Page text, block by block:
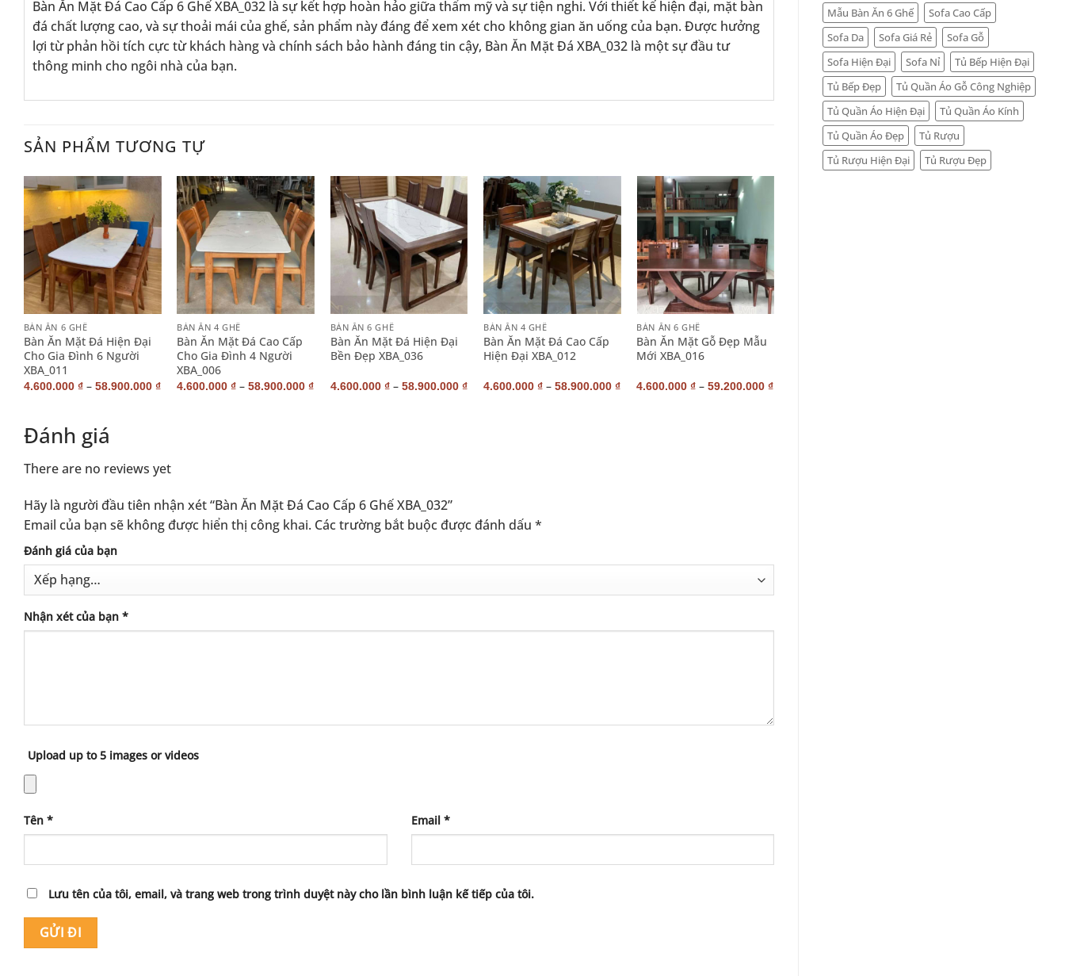
Mẫu Bàn Ăn 6 Ghế
Sofa Cao Cấp
Sofa Da
Sofa Giá Rẻ
Sofa Gỗ
Sofa Hiện Đại
Sofa Nỉ
Tủ Bếp Hiện Đại
Tủ Bếp Đẹp
Tủ Quần Áo Gỗ Công Nghiệp
Tủ Quần Áo Hiện Đại
Tủ Quần Áo Kính
Tủ Quần Áo Đẹp
Tủ Rượu
Tủ Rượu Hiện Đại
Tủ Rượu Đẹp
Bàn Ăn Mặt Đá Cao Cấp 6 Ghế XBA_032 là sự kết hợp hoàn hảo giữa thẩm mỹ và sự tiện nghi. Với thiết kế hiện đại, mặt bàn
đá chất lượng cao, và sự thoải mái của ghế, sản phẩm này đáng để xem xét cho không gian ăn uống của bạn. Được hưởng
lợi từ phản hồi tích cực từ khách hàng và chính sách bảo hành đáng tin cậy, Bàn Ăn Mặt Đá XBA_032 là một sự đầu tư
thông minh cho ngôi nhà của bạn.
SẢN PHẨM TƯƠNG TỰ
+
BÀN ĂN 6 GHẾ
Bàn Ăn Mặt Đá Hiện Đại
Cho Gia Đình 6 Người
XBA_011
4.600.000 ₫– 58.900.000 ₫
BÀN ĂN 4 GHẾ
Bàn Ăn Mặt Đá Cao Cấp
Cho Gia Đình 4 Người
XBA_006
4.600.000₫ –58.900.000₫
BÀN ĂN 6 GHẾ
Bàn Ăn Mặt Đá Hiện Đại
Bền Đẹp XBA_036
4.600.000 ₫– 58.900.000 ₫
BÀN ĂN 4 GHẾ
Bàn Ăn Mặt Đá Cao Cấp
Hiện Đại XBA_012
4.600.000 ₫– 58.900.000 ₫
+
BÀN ĂN 6 GHẾ
Bàn Ăn Mặt Gỗ Đẹp Mẫu
Mới XBA_016
4.600.000₫ –59.200.000₫
Đánh giá
There are no reviews yet
Hãy là người đầu tiên nhận xét “Bàn Ăn Mặt Đá Cao Cấp 6 Ghế XBA_032”
Email của bạn sẽ không được hiển thị công khai. Các trường bắt buộc được đánh dấu *
Đánh giá của bạn
Nhận xét của bạn *
Upload up to 5 images or videos
Tên * Email *
Lưu tên của tôi, email, và trang web trong trình duyệt này cho lần bình luận kế tiếp của tôi.
Alternative: